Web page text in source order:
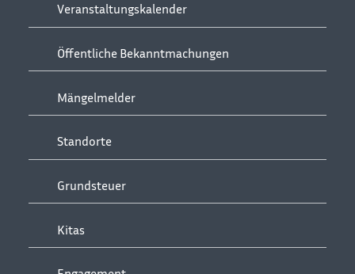
Veranstaltungskalender
Öffentliche Bekanntmachungen
Mängelmelder
Standorte
Grundsteuer
Kitas